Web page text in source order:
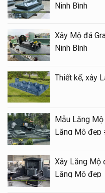
Ninh Bình
Xây Mộ đá
Ninh Bình
Thiết kế, xây
Mẫu Lăng
Lăng Mộ đẹp
Xây Lăng Mộ
Lăng Mộ đẹp